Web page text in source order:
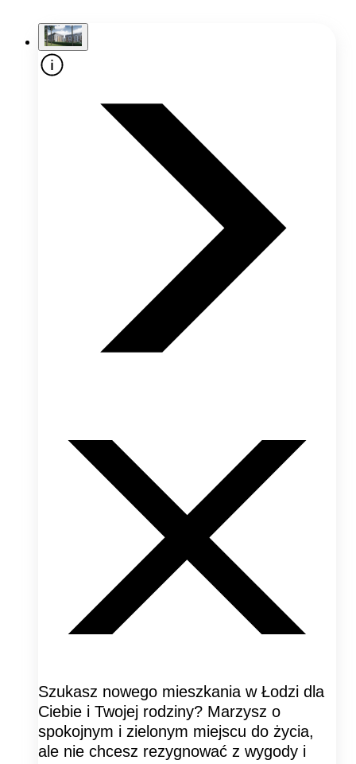
Szukasz nowego mieszkania w Łodzi dla
Ciebie i Twojej rodziny? Marzysz o
spokojnym i zielonym miejscu do życia,
ale nie chcesz rezygnować z wygody i